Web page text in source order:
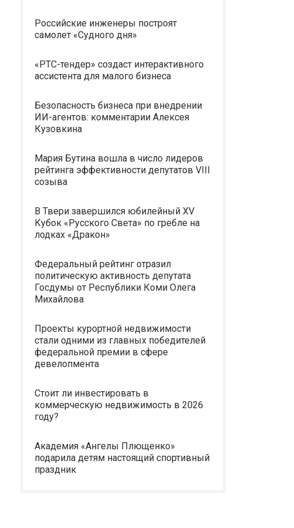
Российские инженеры построят
самолет «Судного дня»
«РТС-тендер» создаст интерактивного
ассистента для малого бизнеса
Безопасность бизнеса при внедрении
ИИ-агентов: комментарии Алексея
Кузовкина
Мария Бутина вошла в число лидеров
рейтинга эффективности депутатов VIII
созыва
В Твери завершился юбилейный XV
Кубок «Русского Света» по гребле на
лодках «Дракон»
Федеральный рейтинг отразил
политическую активность депутата
Госдумы от Республики Коми Олега
Михайлова
Проекты курортной недвижимости
стали одними из главных победителей
федеральной премии в сфере
девелопмента
Стоит ли инвестировать в
коммерческую недвижимость в 2026
году?
Академия «Ангелы Плющенко»
подарила детям настоящий спортивный
праздник